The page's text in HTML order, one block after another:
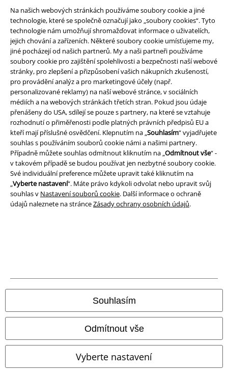
Na našich webových stránkách používáme soubory cookie a jiné
technologie, které se společně označují jako „soubory cookies“. Tyto
technologie nám umožňují shromažďovat informace o uživatelích,
jejich chování a zařízeních. Některé soubory cookie umísťujeme my,
jiné pocházejí od našich partnerů. My a naši partneři používáme
soubory cookie pro zajištění spolehlivosti a bezpečnosti naší webové
stránky, pro zlepšení a přizpůsobení vašich nákupních zkušeností,
pro provádění analýz a pro marketingové účely (např.
personalizované reklamy) na naší webové stránce, v sociálních
médiích a na webových stránkách třetích stran. Pokud jsou údaje
přenášeny do USA, sdílejí se pouze s partnery, na které se vztahuje
rozhodnutí o přiměřenosti podle platných právních předpisů EU a
kteří mají příslušné osvědčení. Klepnutím na „Souhlasím“ vyjadřujete
souhlas s používáním souborů cookie námi a našimi partnery.
Případně můžete souhlas odmítnout kliknutím na „Odmítnout vše“ -
v takovém případě se budou používat jen nezbytné soubory cookie.
Své individuální preference můžete upravit také kliknutím na
„Vyberte nastavení“. Máte právo kdykoli odvolat nebo upravit svůj
souhlas v Nastavení souborů cookie. Další informace o ochraně
údajů naleznete na stránceZásady ochrany osobních údajů.
Souhlasím
Odmítnout vše
Vyberte nastavení
Balíkovna Balík Do ruky
EMP aplikaci
Stáhněte si novou EMP aplikaci zdarma a využijte všechny nové
funkce a výhody!
A Warner Music Group Company
Ochrana osobních údajů
Likvidace odpadu a ochrana životního prostředí